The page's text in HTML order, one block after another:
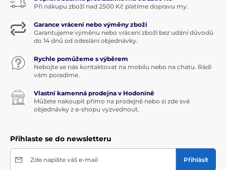
Při nákupu zboží nad 2500 Kč platíme dopravu my.
Garance vrácení nebo výměny zboží
Garantujeme výměnu nebo vrácení zboží bez udání důvodů
do 14 dnů od odeslání objednávky.
Rychle pomůžeme s výběrem
Nebojte se nás kontaktovat na mobilu nebo na chatu. Rádi
vám poradíme.
Vlastní kamenná prodejna v Hodoníně
Můžete nakoupit přímo na prodejně nebo si zde své
objednávky z e-shopu vyzvednout.
Přihlaste se do newsletteru
Zde napište váš e-mail Přihlásit